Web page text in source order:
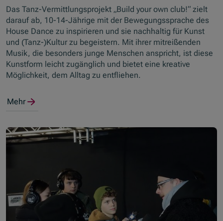
Das Tanz-Vermittlungsprojekt „Build your own club!“ zielt
darauf ab, 10-14-Jährige mit der Bewegungssprache des
House Dance zu inspirieren und sie nachhaltig für Kunst
und (Tanz-)Kultur zu begeistern. Mit ihrer mitreißenden
Musik, die besonders junge Menschen anspricht, ist diese
Kunstform leicht zugänglich und bietet eine kreative
Möglichkeit, dem Alltag zu entfliehen.
Mehr